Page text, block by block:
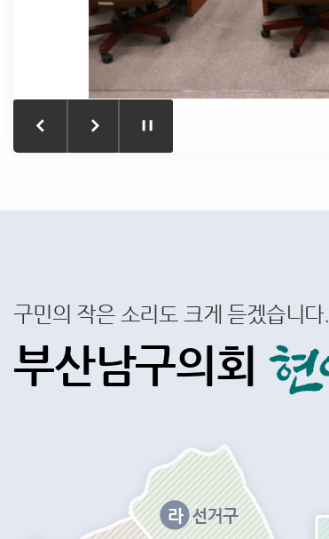
구민의 작은 소리도 크게 듣겠습니다.
부산남구의회